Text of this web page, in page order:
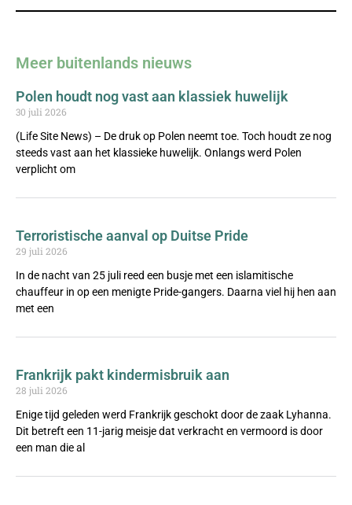
Meer buitenlands nieuws
Polen houdt nog vast aan klassiek huwelijk
30 juli 2026
(Life Site News) – De druk op Polen neemt toe. Toch houdt ze nog
steeds vast aan het klassieke huwelijk. Onlangs werd Polen
verplicht om
Terroristische aanval op Duitse Pride
29 juli 2026
In de nacht van 25 juli reed een busje met een islamitische
chauffeur in op een menigte Pride-gangers. Daarna viel hij hen aan
met een
Frankrijk pakt kindermisbruik aan
28 juli 2026
Enige tijd geleden werd Frankrijk geschokt door de zaak Lyhanna.
Dit betreft een 11-jarig meisje dat verkracht en vermoord is door
een man die al